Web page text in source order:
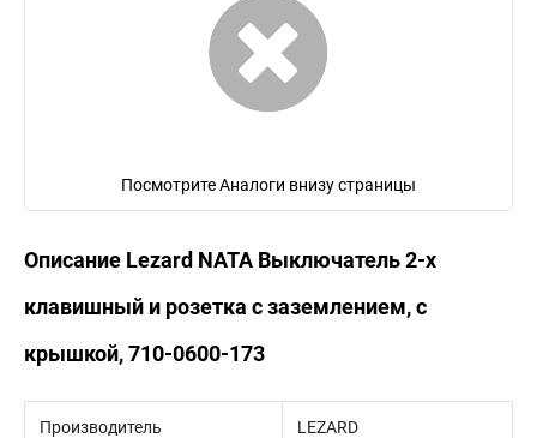
Посмотрите Аналоги внизу страницы
Описание Lezard NATA Выключатель 2-х
клавишный и розетка с заземлением, с
крышкой, 710-0600-173
Производитель LEZARD